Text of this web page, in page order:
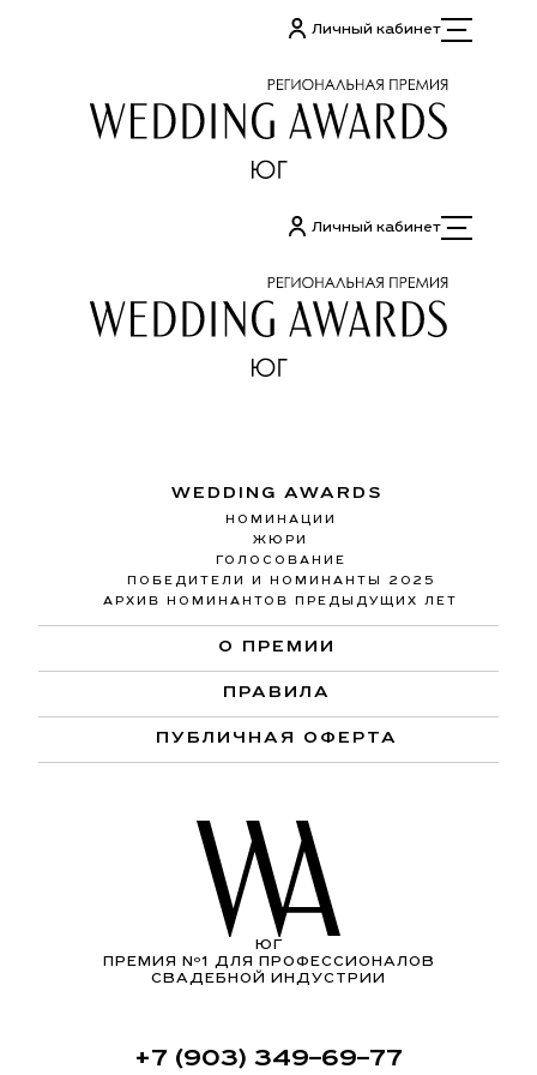
Личный кабинет
Личный кабинет
WEDDING AWARDS
НОМИНАЦИИ
ЖЮРИ
ГОЛОСОВАНИЕ
ПОБЕДИТЕЛИ И НОМИНАНТЫ 2025
АРХИВ НОМИНАНТОВ ПРЕДЫДУЩИХ ЛЕТ
О ПРЕМИИ
ПРАВИЛА
ПУБЛИЧНАЯ ОФЕРТА
ЮГ
ПРЕМИЯ Nº1 ДЛЯ ПРОФЕССИОНАЛОВ
СВАДЕБНОЙ ИНДУСТРИИ
+7 (903) 349–69–77